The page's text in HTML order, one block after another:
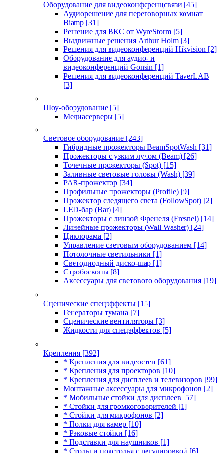
Оборудование для видеоконференцсвязи [45]
Аудиорешение для переговорных комнат
Biamp [31]
Решение для ВКС от WyreStorm [5]
Выдвижные решения Arthur Holm [3]
Решения для видеоконференций Hikvision [2]
Оборудование для аудио- и
видеоконференций Gonsin [1]
Решения для видеоконференций TaverLAB
[3]
Шоу-оборудование [5]
Медиасерверы [5]
Световое оборудование [243]
Гибридные прожекторы BeamSpotWash [31]
Прожекторы с узким лучом (Beam) [26]
Точечные прожекторы (Spot) [15]
Заливные световые головы (Wash) [39]
PAR-прожектор [34]
Профильные прожекторы (Profile) [9]
Прожектор следящего света (FollowSpot) [2]
LED-бар (Bar) [4]
Прожекторы с линзой Френеля (Fresnel) [14]
Линейные прожекторы (Wall Washer) [24]
Циклорама [2]
Управление световым оборудованием [14]
Потолочные светильники [1]
Светодиодный диско-шар [1]
Стробоскопы [8]
Аксессуары для светового оборудования [19]
Сценические спецэффекты [15]
Генераторы тумана [7]
Сценические вентиляторы [3]
Жидкости для спецэффектов [5]
Крепления [392]
* Крепления для видеостен [61]
* Крепления для проекторов [10]
* Крепления для дисплеев и телевизоров [99]
Монтажные аксессуары для микрофонов [2]
* Мобильные стойки для дисплеев [57]
* Стойки для громкоговорителей [1]
* Стойки для микрофонов [2]
* Полки для камер [10]
* Рэковые стойки [16]
* Подставки для наушников [1]
* Столы и подстолья с регулировкой [6]